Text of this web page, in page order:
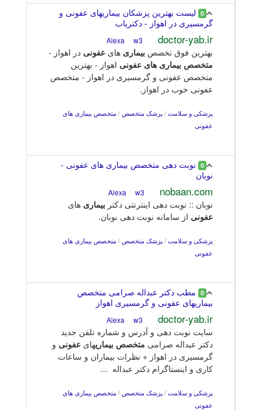
0 لیست بهترین پزشکان بیماریهای عفونی و
گرمسیری در اهواز - دکتریاب
doctor-yab.ir
w3
بهترین فوق تخصص بیماری های عفونی در اهواز -
متخصص بیماری های عفونی اهواز - بهترین
متخصص عفونی و گرمسیری در اهواز - متخصص
عفونی خوب در اهواز.
پزشکی و سلامت / پزشک متخصص / متخصص بیماری های
عفونی
0 نوبت دهی متخصص بیماری های عفونی -
نوبان
nobaan.com
w3
نوبان :: نوبت دهی اینترنتی دکتر بیماری های
عفونی از سامانه نوبت دهی نوبان.
پزشکی و سلامت / پزشک متخصص / متخصص بیماری های
عفونی
0 مطب دکتر عبداله صرامی متخصص
بیماریهای عفونی و گرمسیری اهواز
doctor-yab.ir
w3
سایت نوبت دهی و آدرس و شماره تلفن جدید
دکتر عبداله صرامی متخصص بیماریهای عفونی و
گرمسیری در اهواز + نظرات بیماران و ساعات
کاری و اینستاگرام دکتر عبداله ...
پزشکی و سلامت / پزشک متخصص / متخصص بیماری های
عفونی